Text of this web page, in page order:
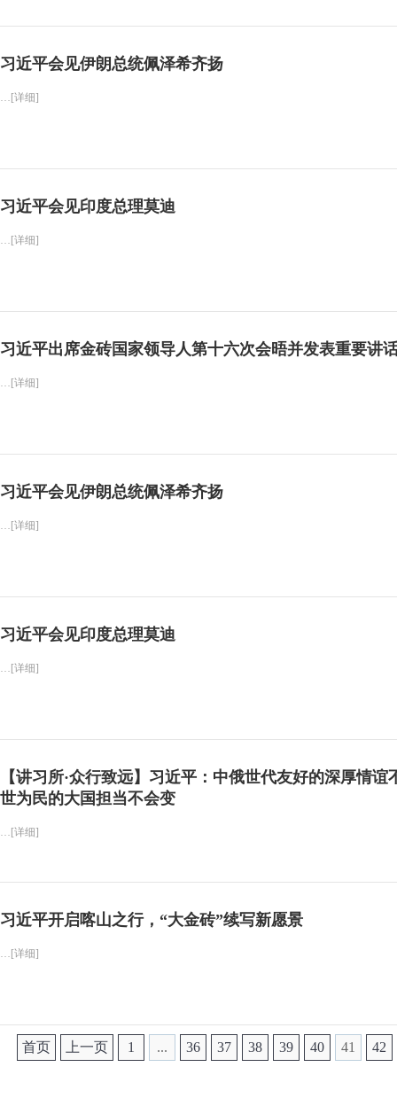
习近平会见伊朗总统佩泽希齐扬
…[详细]
习近平会见印度总理莫迪
…[详细]
习近平出席金砖国家领导人第十六次会晤并发表重要讲
…[详细]
习近平会见伊朗总统佩泽希齐扬
…[详细]
习近平会见印度总理莫迪
…[详细]
【讲习所·众行致远】习近平：中俄世代友好的深厚情谊
世为民的大国担当不会变
…[详细]
习近平开启喀山之行，“大金砖”续写新愿景
…[详细]
首页 上一页 1 ... 36 37 38 39 40 41 42